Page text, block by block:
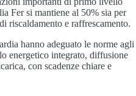
Fer si mantiene al 50% sia per
riscaldamento e raffrescamento.
hanno adeguato le norme agli
energetico integrato, diffusione
con scadenze chiare e